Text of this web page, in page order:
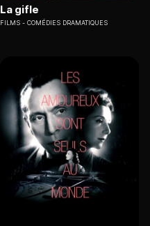
La gifle
FILMS COMÉDIES DRAMATIQUES